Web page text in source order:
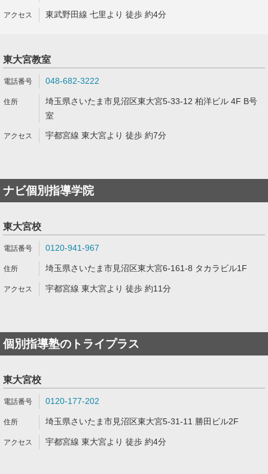
東武野田線 七里より 徒歩 約4分
東大宮教室
048-682-3222
埼玉県さいたま市見沼区東大宮5-33-12 柏洋ビル 4F B号
室
宇都宮線 東大宮より 徒歩 約7分
ナビ個別指導学院
東大宮校
0120-941-967
埼玉県さいたま市見沼区東大宮6-161-8 タカラビル1F
宇都宮線 東大宮より 徒歩 約11分
個別指導塾のトライプラス
東大宮校
0120-177-202
埼玉県さいたま市見沼区東大宮5-31-11 勝田ビル2F
宇都宮線 東大宮より 徒歩 約4分